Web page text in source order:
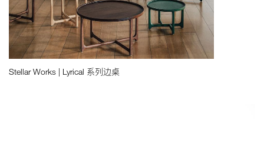
Stellar Works | Lyrical 系列边桌